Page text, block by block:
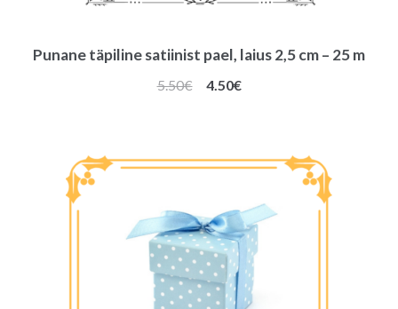
Punane täpiline satiinist pael, laius 2,5 cm – 25 m
5.50€
Algne
4.50€Praegune